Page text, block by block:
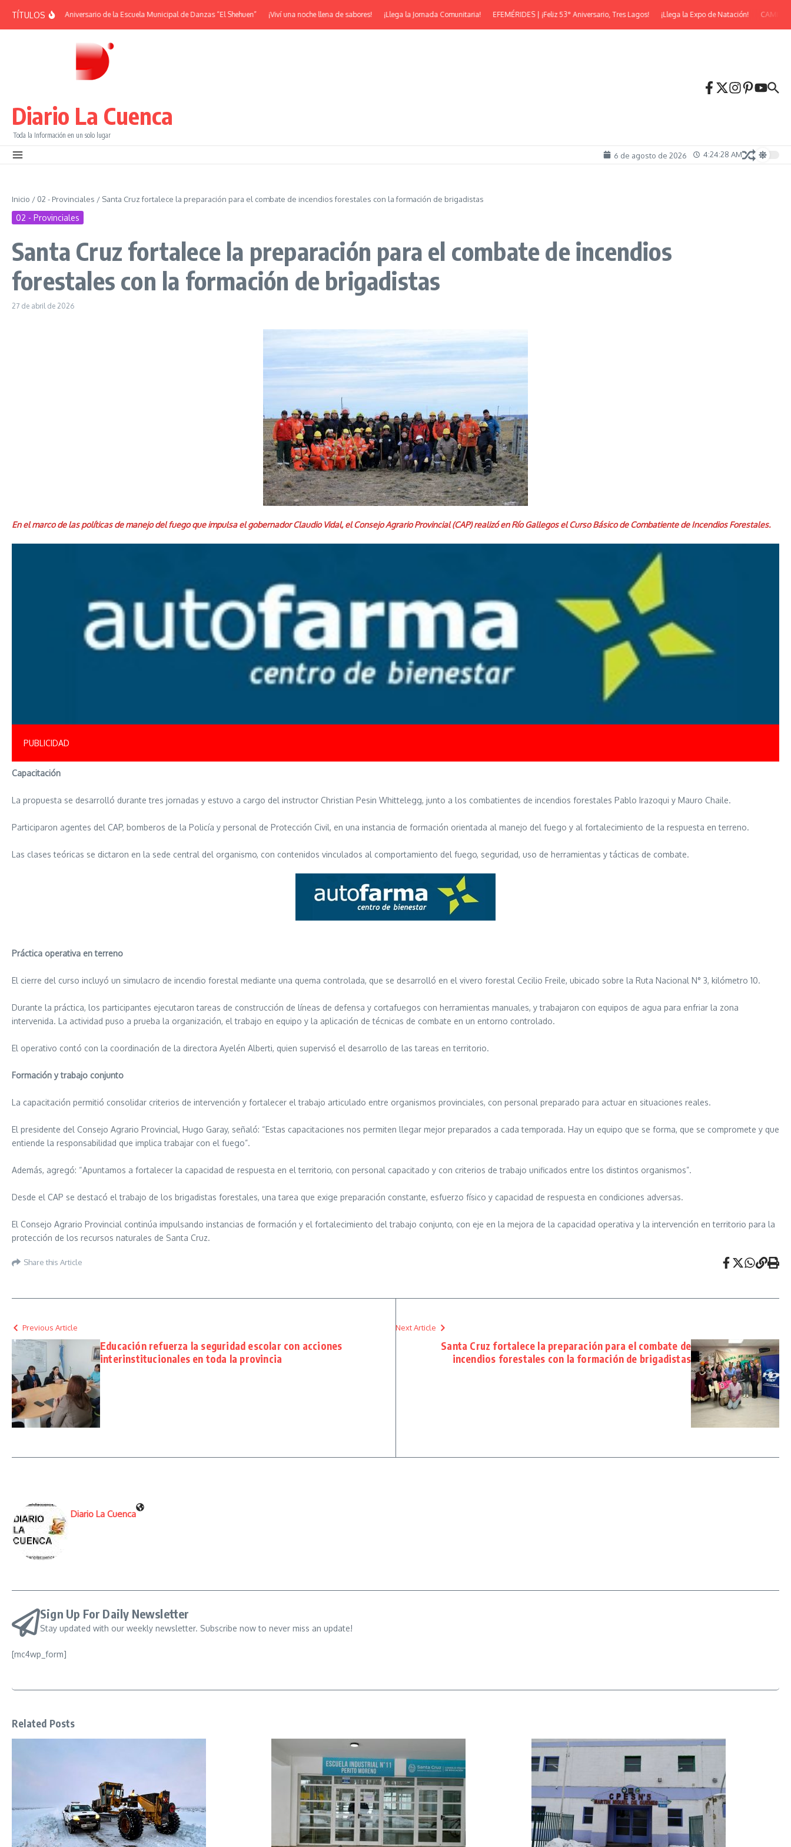
TÍTULOS| 38° Aniversario de la Escuela Municipal de Danzas “El Shehuen” ¡Viví una noche llena de sabores! ¡Llega la Jornada Comunitaria! EFEMÉRIDES | ¡Feliz 53° Aniversario, Tres Lagos! ¡Llega la Expo de Natación! CAMINATA
Diario La Cuenca
Toda la Información en un solo lugar
6 de agosto de 2026 4:24:29 AM
Inicio / 02 - Provinciales / Santa Cruz fortalece la preparación para el combate de incendios forestales con la formación de brigadistas
02 - Provinciales
Santa Cruz fortalece la preparación para el combate de incendios
forestales con la formación de brigadistas
27 de abril de 2026
En el marco de las políticas de manejo del fuego que impulsa el gobernador Claudio Vidal, el Consejo Agrario Provincial (CAP) realizó en Río Gallegos el Curso Básico de Combatiente de Incendios Forestales.
PUBLICIDAD
Capacitación
La propuesta se desarrolló durante tres jornadas y estuvo a cargo del instructor Christian Pesin Whittelegg, junto a los combatientes de incendios forestales Pablo Irazoqui y Mauro Chaile.
Participaron agentes del CAP, bomberos de la Policía y personal de Protección Civil, en una instancia de formación orientada al manejo del fuego y al fortalecimiento de la respuesta en terreno.
Las clases teóricas se dictaron en la sede central del organismo, con contenidos vinculados al comportamiento del fuego, seguridad, uso de herramientas y tácticas de combate.
Práctica operativa en terreno
El cierre del curso incluyó un simulacro de incendio forestal mediante una quema controlada, que se desarrolló en el vivero forestal Cecilio Freile, ubicado sobre la Ruta Nacional N° 3, kilómetro 10.
Durante la práctica, los participantes ejecutaron tareas de construcción de líneas de defensa y cortafuegos con herramientas manuales, y trabajaron con equipos de agua para enfriar la zona
intervenida. La actividad puso a prueba la organización, el trabajo en equipo y la aplicación de técnicas de combate en un entorno controlado.
El operativo contó con la coordinación de la directora Ayelén Alberti, quien supervisó el desarrollo de las tareas en territorio.
Formación y trabajo conjunto
La capacitación permitió consolidar criterios de intervención y fortalecer el trabajo articulado entre organismos provinciales, con personal preparado para actuar en situaciones reales.
El presidente del Consejo Agrario Provincial, Hugo Garay, señaló: “Estas capacitaciones nos permiten llegar mejor preparados a cada temporada. Hay un equipo que se forma, que se compromete y que
entiende la responsabilidad que implica trabajar con el fuego”.
Además, agregó: “Apuntamos a fortalecer la capacidad de respuesta en el territorio, con personal capacitado y con criterios de trabajo unificados entre los distintos organismos”.
Desde el CAP se destacó el trabajo de los brigadistas forestales, una tarea que exige preparación constante, esfuerzo físico y capacidad de respuesta en condiciones adversas.
El Consejo Agrario Provincial continúa impulsando instancias de formación y el fortalecimiento del trabajo conjunto, con eje en la mejora de la capacidad operativa y la intervención en territorio para la
protección de los recursos naturales de Santa Cruz.
Share this Article
Previous Article
Educación refuerza la seguridad escolar con acciones
interinstitucionales en toda la provincia
Next Article
Santa Cruz fortalece la preparación para el combate de
incendios forestales con la formación de brigadistas
Diario La Cuenca
Sign Up For Daily Newsletter
Stay updated with our weekly newsletter. Subscribe now to never miss an update!
[mc4wp_form]
Related Posts